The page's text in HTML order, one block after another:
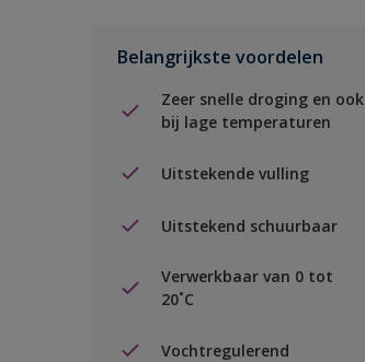
Belangrijkste voordelen
Zeer snelle droging en ook
bij lage temperaturen
Uitstekende vulling
Uitstekend schuurbaar
Verwerkbaar van 0 tot
20˚C
Vochtregulerend